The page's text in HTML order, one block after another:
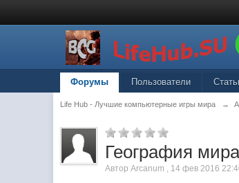
Форумы Пользователи
Life Hub - Лучшие компьютерные игры мира →
География
АвторArcanum , 14 фев 2016